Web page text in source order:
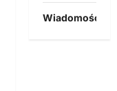
Wiadomości